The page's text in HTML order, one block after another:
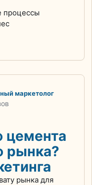
процессы
маркетолог
цемента
рынка?
рынка для